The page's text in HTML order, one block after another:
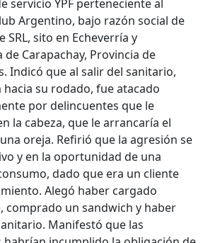
servicio YPF perteneciente al
Argentino, bajo razón social de
SRL, sito en Echeverría y
de Carapachay, Provincia de
Indicó que al salir del sanitario,
su rodado, fue atacado
por delincuentes que le
la cabeza, que le arrancaría el
oreja. Refirió que la agresión se
y en la oportunidad de una
dado que era un cliente
Alegó haber cargado
comprado un sandwich y haber
Manifestó que las